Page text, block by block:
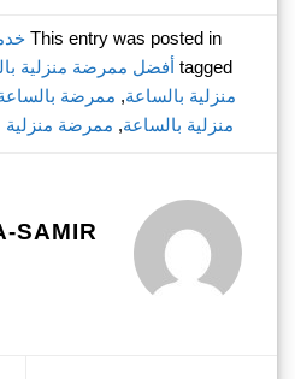
This entry was posted in
tagged أفضل ممرضة منزلية
منزلية بالساعة, ممرضة
منزلية بالساعة, ممرضة
SAMIR